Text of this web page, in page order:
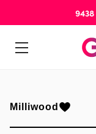
9438
Milliwood